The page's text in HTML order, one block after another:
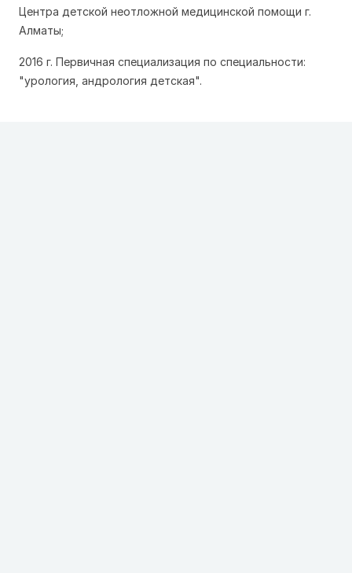
Центра детской неотложной медицинской помощи г.
Алматы;
2016 г. Первичная специализация по специальности:
"урология, андрология детская".